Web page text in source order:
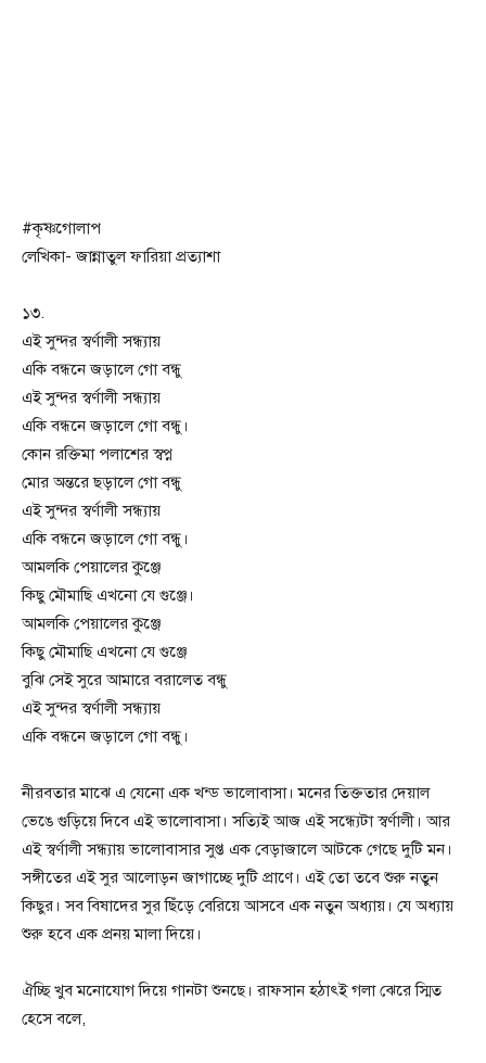
#কৃষ্ণগোলাপ
লেখিকা- জান্নাতুল ফারিয়া প্রত্যাশা
১৩.
এই সুন্দর স্বর্ণালী সন্ধ্যায়
একি বন্ধনে জড়ালে গো বন্ধু
এই সুন্দর স্বর্ণালী সন্ধ্যায়
একি বন্ধনে জড়ালে গো বন্ধু।
কোন রক্তিমা পলাশের স্বপ্ন
মোর অন্তরে ছড়ালে গো বন্ধু
এই সুন্দর স্বর্ণালী সন্ধ্যায়
একি বন্ধনে জড়ালে গো বন্ধু।
আমলকি পেয়ালের কুঞ্জে
কিছু মৌমাছি এখনো যে গুঞ্জে।
আমলকি পেয়ালের কুঞ্জে
কিছু মৌমাছি এখনো যে গুঞ্জে
বুঝি সেই সুরে আমারে বরালেত বন্ধু
এই সুন্দর স্বর্ণালী সন্ধ্যায়
একি বন্ধনে জড়ালে গো বন্ধু।
নীরবতার মাঝে এ যেনো এক খন্ড ভালোবাসা। মনের তিক্ততার দেয়াল
ভেঙে গুড়িয়ে দিবে এই ভালোবাসা। সত্যিই আজ এই সন্ধ্যেটা স্বর্ণালী। আর
এই স্বর্ণালী সন্ধ্যায় ভালোবাসার সুপ্ত এক বেড়াজালে আটকে গেছে দুটি মন।
সঙ্গীতের এই সুর আলোড়ন জাগাচ্ছে দুটি প্রাণে। এই তো তবে শুরু নতুন
কিছুর। সব বিষাদের সুর ছিঁড়ে বেরিয়ে আসবে এক নতুন অধ্যায়। যে অধ্যায়
শুরু হবে এক প্রনয় মালা দিয়ে।
ঐচ্ছি খুব মনোযোগ দিয়ে গানটা শুনছে। রাফসান হঠাৎই গলা ঝেরে স্মিত
হেসে বলে,